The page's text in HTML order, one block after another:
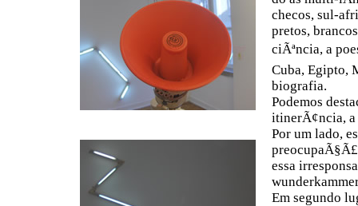
checos, sul-
pretos,
ciÃªncia, a
Cuba, Egipto,
biografia.
Podemos
itinerÃ¢ncia,
Por um lado,
essa
Em segundo